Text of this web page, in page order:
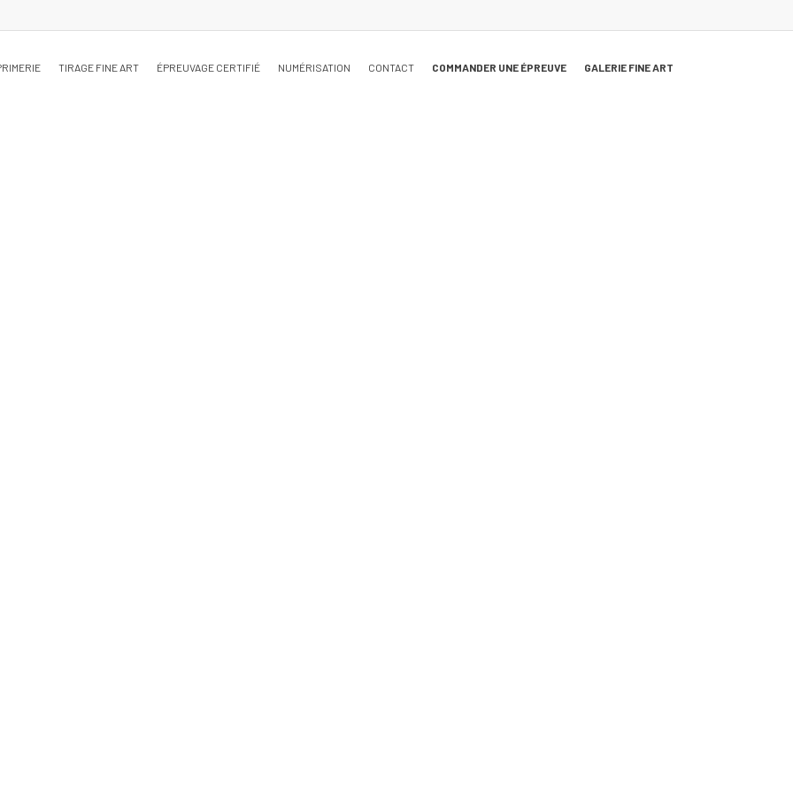
TIRAGE FINE ART ÉPREUVAGE CERTIFIÉ NUMÉRISATION CONTACT COMMANDER UNE ÉPREUVE GALERIE FINE ART